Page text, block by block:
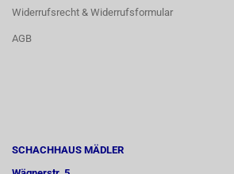
Widerrufsrecht & Widerrufsformular
AGB
SCHACHHAUS MÄDLER